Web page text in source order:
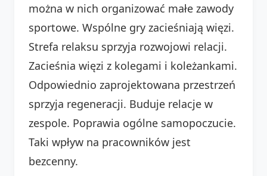
można w nich organizować małe zawody
sportowe. Wspólne gry zacieśniają więzi.
Strefa relaksu sprzyja rozwojowi relacji.
Zacieśnia więzi z kolegami i koleżankami.
Odpowiednio zaprojektowana przestrzeń
sprzyja regeneracji. Buduje relacje w
zespole. Poprawia ogólne samopoczucie.
Taki wpływ na pracowników jest
bezcenny.